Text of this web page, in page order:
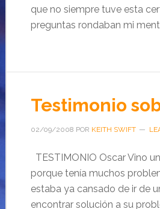
que no siempre tuve esta
preguntas rondaban mi
Testimonio
02/09/2008 POR KEITH SWIFT
TESTIMONIO Oscar Vino
porque tenía muchos
estaba ya cansado de ir de
encontrar solución a su